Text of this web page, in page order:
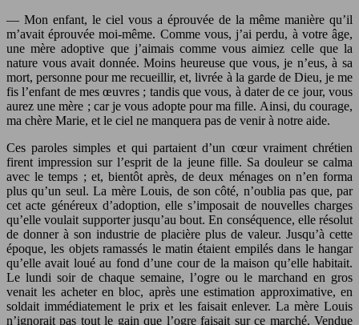
— Mon enfant, le ciel vous a éprouvée de la même manière qu’il
m’avait éprouvée moi-même. Comme vous, j’ai perdu, à votre âge,
une mère adoptive que j’aimais comme vous aimiez celle que la
nature vous avait donnée. Moins heureuse que vous, je n’eus, à sa
mort, personne pour me recueillir, et, livrée à la garde de Dieu, je me
fis l’enfant de mes œuvres ; tandis que vous, à dater de ce jour, vous
aurez une mère ; car je vous adopte pour ma fille. Ainsi, du courage,
ma chère Marie, et le ciel ne manquera pas de venir à notre aide.
Ces paroles simples et qui partaient d’un cœur vraiment chrétien
firent impression sur l’esprit de la jeune fille. Sa douleur se calma
avec le temps ; et, bientôt après, de deux ménages on n’en forma
plus qu’un seul. La mère Louis, de son côté, n’oublia pas que, par
cet acte généreux d’adoption, elle s’imposait de nouvelles charges
qu’elle voulait supporter jusqu’au bout. En conséquence, elle résolut
de donner à son industrie de placière plus de valeur. Jusqu’à cette
époque, les objets ramassés le matin étaient empilés dans le hangar
qu’elle avait loué au fond d’une cour de la maison qu’elle habitait.
Le lundi soir de chaque semaine, l’ogre ou le marchand en gros
venait les acheter en bloc, après une estimation approximative, en
soldait immédiatement le prix et les faisait enlever. La mère Louis
n’ignorait pas tout le gain que l’ogre faisait sur ce marché. Vendue